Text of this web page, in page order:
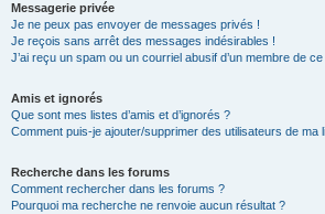
Messagerie privée
Je ne peux pas envoyer de messages privés !
Je reçois sans arrêt des messages indésirables !
J’ai reçu un spam ou un courriel abusif d’un membre de
Amis et ignorés
Que sont mes listes d’amis et d’ignorés ?
Comment puis-je ajouter/supprimer des utilisateurs de ma
Recherche dans les forums
Comment rechercher dans les forums ?
Pourquoi ma recherche ne renvoie aucun résultat ?